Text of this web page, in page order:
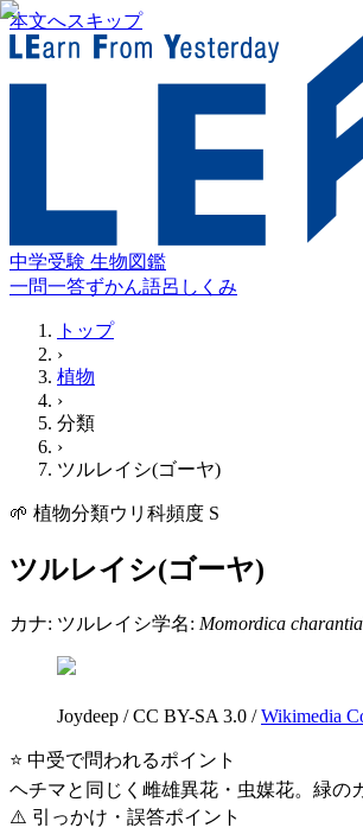
本文へスキップ
中学受験 生物図鑑
一問一答ずかん語呂 しくみ
トップ
›
植物
›
分類
›
ツルレイシ(ゴーヤ)
🌱 植物分類ウリ科頻度 S
ツルレイシ(ゴーヤ)
カナ: ツルレイシ学名: Momordica charantia
Joydeep /CC BY-SA 3.0 / Wikimedia
⭐ 中受で問われるポイント
ヘチマと同じく雌雄異花・虫媒花。緑の
⚠️ 引っかけ・誤答ポイント